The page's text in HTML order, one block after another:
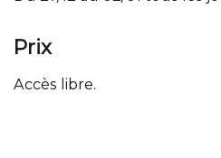
Prix
Accès libre.